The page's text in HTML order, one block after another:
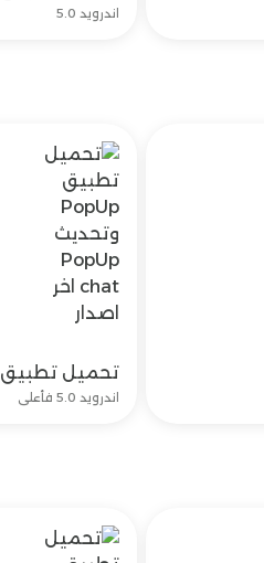
اندرويد 5.0
اندرويد 5.0 فأعلى